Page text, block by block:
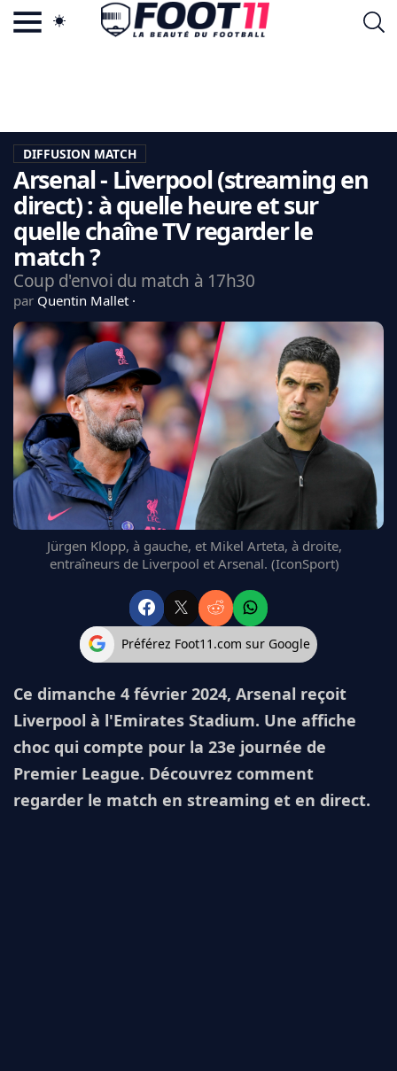
LA CHARTE
VIE PRIVÉE
CGU
CONTACTEZ-NOUS
MERCATO
CDM 2026
EDF
PSG
LIGUE 1
REAL MADRID
FC BARCELONE
MANCHESTER UNITED
CHELSEA
ARSENAL
BAYERN
L'AVIS DE LA RÉDAC'
DIFFUSION MATCH
Arsenal - Liverpool (streaming en
direct) : à quelle heure et sur
quelle chaîne TV regarder le
match ?
Coup d'envoi du match à 17h30
par Quentin Mallet
Jürgen Klopp, à gauche, et Mikel Arteta, à droite,
entraîneurs de Liverpool et Arsenal. (IconSport)
Préférez Foot11.com sur Google
Ce dimanche 4 février 2024, Arsenal reçoit
Liverpool à l'Emirates Stadium. Une affiche
choc qui compte pour la 23e journée de
Premier League. Découvrez comment
regarder le match en streaming et en direct.